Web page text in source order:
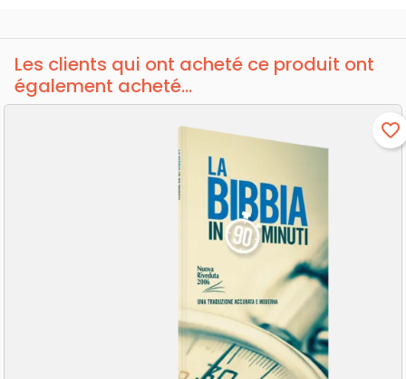
Les clients qui ont acheté ce produit ont
également acheté...
favorite_border